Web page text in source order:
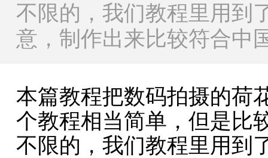
不限的，我们教程里用到
意，制作出来比较符合中
本篇教程把数码拍摄的荷
个教程相当简单，但是比
不限的，我们教程里用到